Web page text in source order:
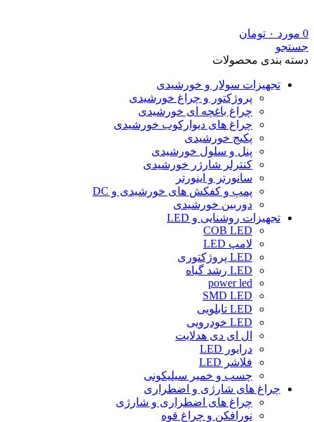
0 مورد ۰ تومان
جستجو
دسته بندی محصولات
تجهیزات سولار و خورشیدی
پروژکتور و چراغ خورشیدی
چراغ باغچه ای خورشیدی
چراغ های دیوارکوب خورشیدی
پکیج خورشیدی
پنل و سلول خورشیدی
کنترلر شارژر خورشیدی
سانورتر و اینورتر
پمپ و کفکش های خورشیدی و DC
دوربین خورشیدی
تجهیزات روشنایی و LED
COB LED
لامپ LED
LED پروژکتوری
LED رشد گیاه
power led
SMD LED
LED تابلویی
LED خودرویی
ال ای دی هدلایت
درایور LED
فلاشر LED
چسب و خمیر سیلیکونی
چراغ های شارژی و اضطراری
چراغ های اضطراری و شارژی
نورافکن و چراغ قوه